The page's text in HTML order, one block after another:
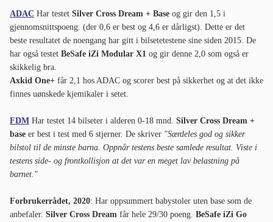
ADAC Har testet Silver Cross Dream + Base og gir den 1,5 i
gjennomsnittspoeng. (der 0,6 er best og 4,6 er dårligst). Dette er det
beste resultatet de noengang har gitt i bilsetetestene sine siden 2015. De
har også testet BeSafe iZi Modular X1 og gir denne 2,0 som også er
skikkelig bra.
Axkid One+ får 2,1 hos ADAC og scorer best på sikkerhet og at det ikke
finnes uønskede kjemikaler i setet.
FDM Har testet 14 bilseter i alderen 0-18 mnd. Silver Cross Dream +
base er best i test med 6 stjerner. De skriver "Særdeles god og sikker
bilstol til de minste barna. Oppnår testens beste samlede resultat. Viste i
testens side- og frontkollisjon at det var en meget lav belastning på
barnet."
Forbrukerrådet, 2020: Har oppsummert babystoler uten base som de
anbefaler. Silver Cross Dream får hele 29/30 poeng. BeSafe iZi Go